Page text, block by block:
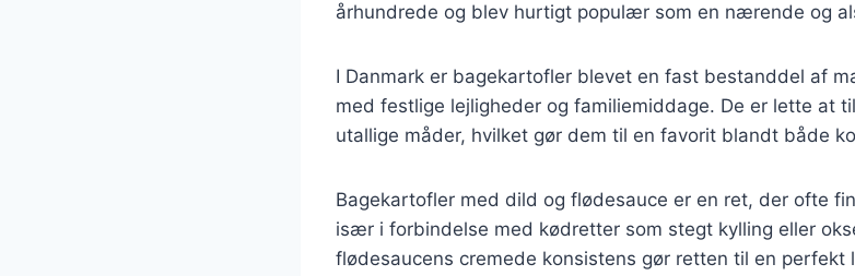
århundrede og blev hurtigt populær som en nærende og
I Danmark er bagekartofler blevet en fast bestanddel af
med festlige lejligheder og familiemiddage. De er lette at
utallige måder, hvilket gør dem til en favorit blandt både
Bagekartofler med dild og flødesauce er en ret, der ofte
især i forbindelse med kødretter som stegt kylling eller
flødesaucens cremede konsistens gør retten til en perfekt